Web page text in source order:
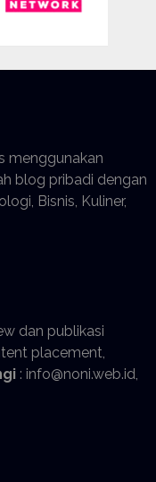
menggunakan
blog pribadi dengan
Bisnis, Kuliner,
dan publikasi
placement,
: info@noni.web.id,